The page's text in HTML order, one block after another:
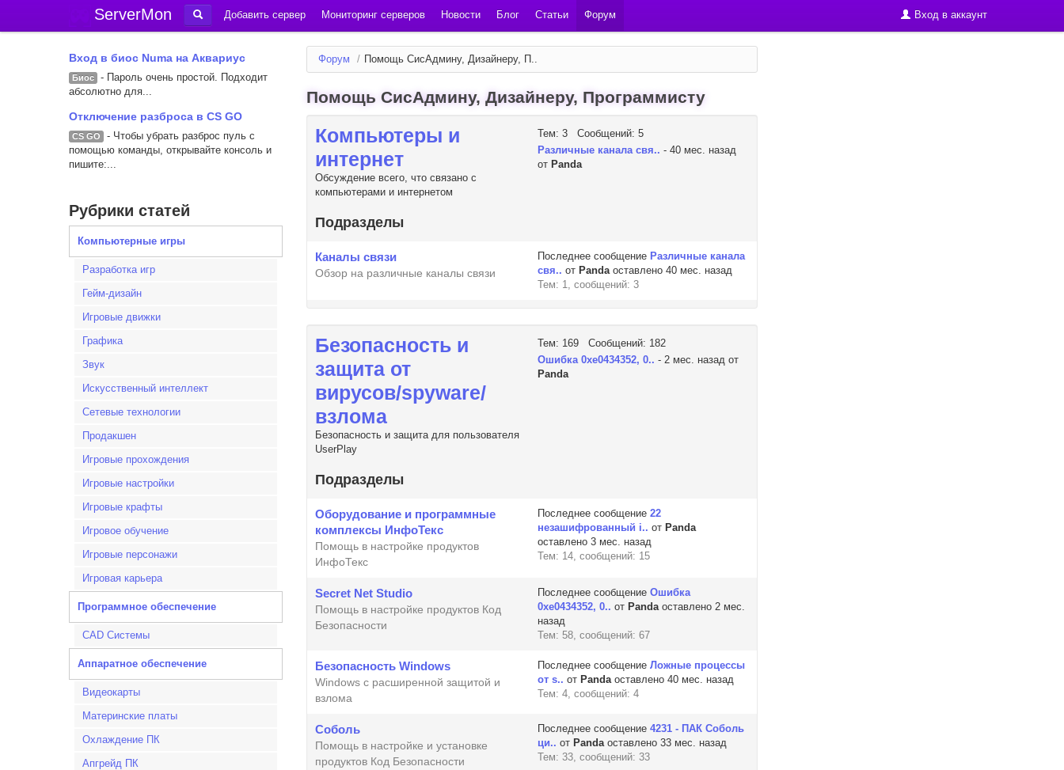
ServerMon Добавить сервер Мониторинг серверов Новости Блог Статьи Форум Вход в аккаунт
Вход в биос Numa на Аквариус
Биос
- Пароль очень простой. Подходит
абсолютно для...
Отключение разброса в CS GO
CS GO
- Чтобы убрать разброс пуль с
помощью команды, открывайте консоль и
пишите:...
Рубрики статей
Компьютерные игры
Разработка игр
Гейм-дизайн
Игровые движки
Графика
Звук
Искусственный интеллект
Сетевые технологии
Продакшен
Игровые прохождения
Игровые настройки
Игровые крафты
Игровое обучение
Игровые персонажи
Игровая карьера
Программное обеспечение
CAD Системы
Аппаратное обеспечение
Видеокарты
Материнские платы
Охлаждение ПК
Апгрейд ПК
Форум / Помощь СисАдмину, Дизайнеру, П..
Помощь СисАдмину, Дизайнеру, Программисту
Компьютеры и
интернет
Обсуждение всего, что связано с
компьютерами и интернетом
Тем: 3 Сообщений: 5
Различные канала свя.. - 40 мес. назад
от Panda
Подразделы
Каналы связи
Обзор на различные каналы связи
Последнее сообщение Различные канала
свя.. от Pandaоставлено 40 мес. назад
Тем: 1, сообщений: 3
Безопасность и
защита от
вирусов/spyware/
взлома
Безопасность и защита для пользователя
UserPlay
Тем: 169 Сообщений: 182
Ошибка 0xe0434352, 0.. - 2 мес. назад от
Panda
Подразделы
Оборудование и программные
комплексы ИнфоТекс
Помощь в настройке продуктов
ИнфоТекс
Последнее сообщение22
незашифрованный i.. от Panda
оставлено 3 мес. назад
Тем: 14, сообщений: 15
Secret Net Studio
Помощь в настройке продуктов Код
Безопасности
Последнее сообщениеОшибка
0xe0434352, 0.. от Pandaоставлено 2 мес.
назад
Тем: 58, сообщений: 67
Безопасность Windows
Windows с расширенной защитой и
взлома
Последнее сообщениеЛожные процессы
от s.. от Pandaоставлено 40 мес. назад
Тем: 4, сообщений: 4
Соболь
Помощь в настройке и установке
продуктов Код Безопасности
Последнее сообщение4231 - ПАК Соболь
ци.. от Pandaоставлено 33 мес. назад
Тем: 33, сообщений: 33